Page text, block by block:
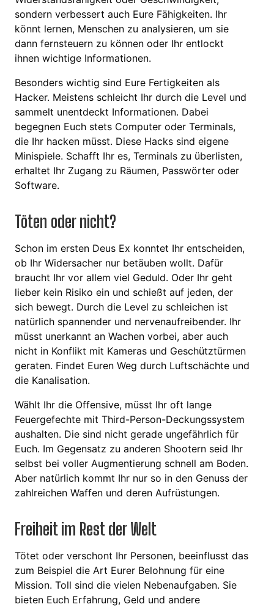
sondern verbessert auch Eure Fähigkeiten. Ihr
könnt lernen, Menschen zu analysieren, um sie
dann fernsteuern zu können oder Ihr entlockt
ihnen wichtige Informationen.
Besonders wichtig sind Eure Fertigkeiten als
Hacker. Meistens schleicht Ihr durch die Level und
sammelt unentdeckt Informationen. Dabei
begegnen Euch stets Computer oder Terminals,
die Ihr hacken müsst. Diese Hacks sind eigene
Minispiele. Schafft Ihr es, Terminals zu überlisten,
erhaltet Ihr Zugang zu Räumen, Passwörter oder
Software.
Töten oder nicht?
Schon im ersten Deus Ex konntet Ihr entscheiden,
ob Ihr Widersacher nur betäuben wollt. Dafür
braucht Ihr vor allem viel Geduld. Oder Ihr geht
lieber kein Risiko ein und schießt auf jeden, der
sich bewegt. Durch die Level zu schleichen ist
natürlich spannender und nervenaufreibender. Ihr
müsst unerkannt an Wachen vorbei, aber auch
nicht in Konflikt mit Kameras und Geschütztürmen
geraten. Findet Euren Weg durch Luftschächte und
die Kanalisation.
Wählt Ihr die Offensive, müsst Ihr oft lange
Feuergefechte mit Third-Person-Deckungssystem
aushalten. Die sind nicht gerade ungefährlich für
Euch. Im Gegensatz zu anderen Shootern seid Ihr
selbst bei voller Augmentierung schnell am Boden.
Aber natürlich kommt Ihr nur so in den Genuss der
zahlreichen Waffen und deren Aufrüstungen.
Freiheit im Rest der Welt
Tötet oder verschont Ihr Personen, beeinflusst das
zum Beispiel die Art Eurer Belohnung für eine
Mission. Toll sind die vielen Nebenaufgaben. Sie
bieten Euch Erfahrung, Geld und andere